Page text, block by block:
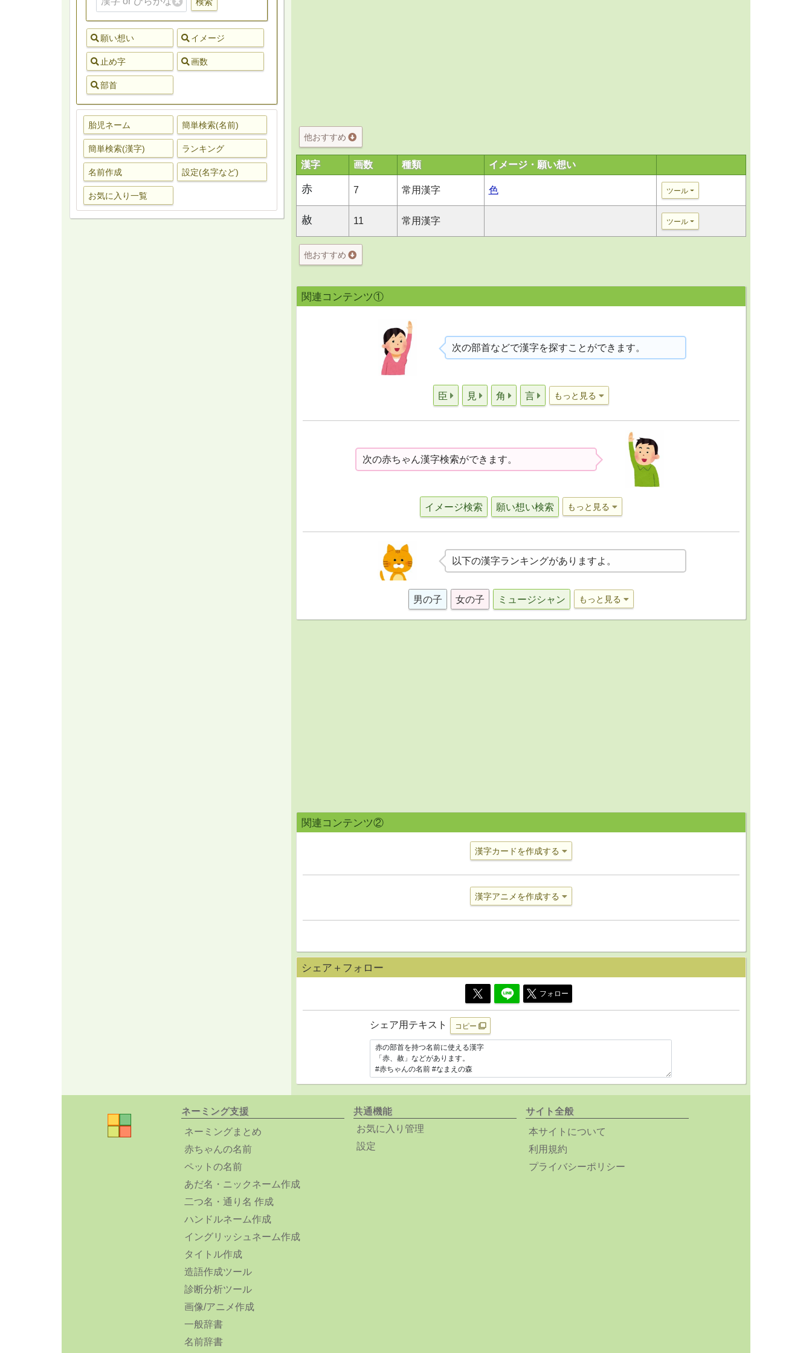
願い想い イメージ
止め字 画数
部首
胎児ネーム 簡単検索(名前)
簡単検索(漢字) ランキング
名前作成 設定(名字など)
お気に入り一覧
他おすすめ
漢字 画数 種類 イメージ・願い想い
赤 7 常用漢字 色 ツール
赦 11 常用漢字 ツール
他おすすめ
関連コンテンツ①
次の部首などで漢字を探すことができます。
臣 見 角 言 もっと見る
次の赤ちゃん漢字検索ができます。
イメージ検索 願い想い検索 もっと見る
以下の漢字ランキングがありますよ。
男の子 女の子 ミュージシャン もっと見る
関連コンテンツ②
漢字カードを作成する
漢字アニメを作成する
シェア＋フォロー
フォロー
シェア用テキスト コピー
ネーミング支援
ネーミングまとめ
赤ちゃんの名前
ペットの名前
あだ名・ニックネーム作成
二つ名・通り名 作成
ハンドルネーム作成
イングリッシュネーム作成
タイトル作成
造語作成ツール
診断分析ツール
画像/アニメ作成
一般辞書
名前辞書
共通機能
お気に入り管理
設定
サイト全般
本サイトについて
利用規約
プライバシーポリシー